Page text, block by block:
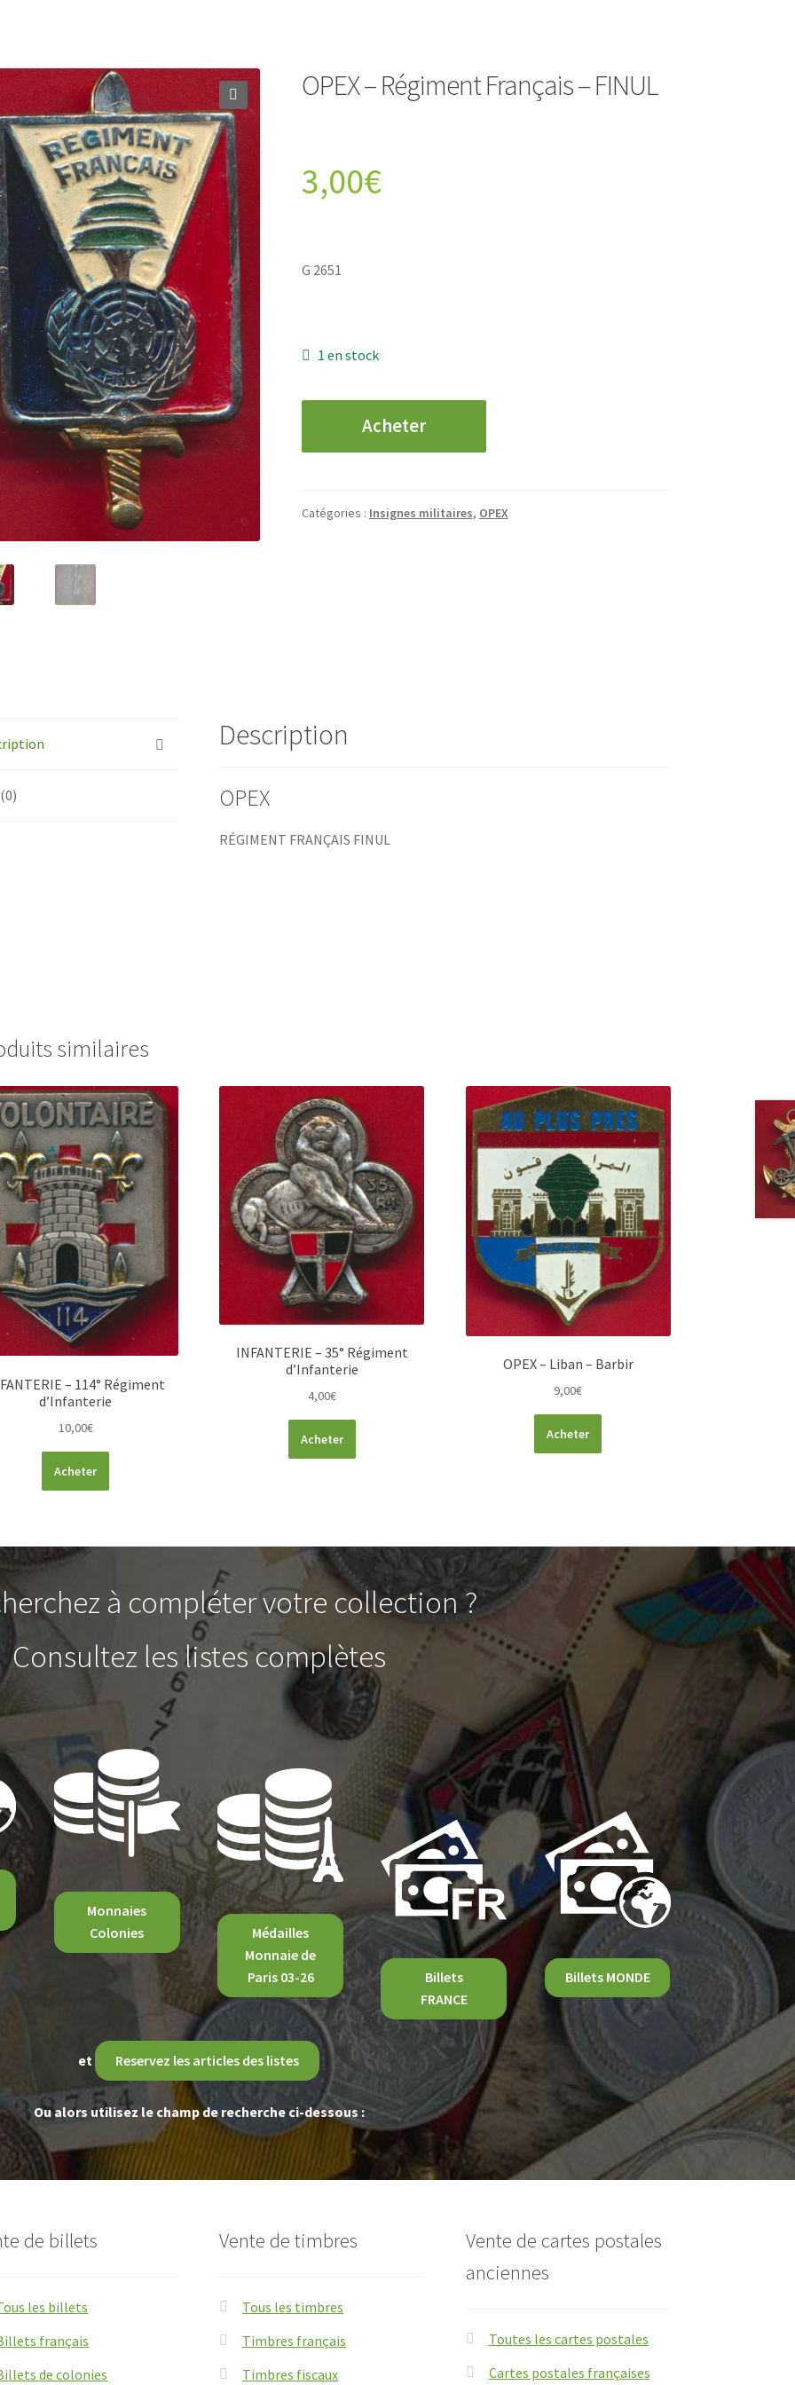
OPEX – Régiment Français – FINUL
3,00€
G 2651
1 en stock
OPEX
Français
Acheter
Catégories : Insignes militaires, OPEX
Description
OPEX
RÉGIMENT FRANÇAIS FINUL
similaires
– 114° Régiment
d’Infanterie
10,00€
Acheter
INFANTERIE – 35° Régiment
d’Infanterie
4,00€
Acheter
OPEX – Liban – Barbir
9,00€
Acheter
à compléter votre collection ?
Consultez les listes complètes
Monnaies
Colonies
Médailles
Monnaie de
Paris 03-26
Billets
FRANCE
Billets MONDE
et Reservez les articles des listes
Ou alors utilisez le champ de recherche ci-dessous :
de billets
les billets
français
de colonies
Vente de timbres
Tous les timbres
Timbres français
Timbres fiscaux
Vente de cartes postales
anciennes
Toutes les cartes postales
Cartes postales françaises